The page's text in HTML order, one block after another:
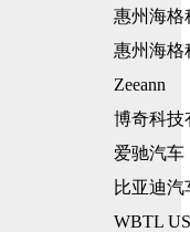
惠州海格
惠州海格
Zeeann
博奇科技
爱驰汽车
比亚迪汽
WBTL